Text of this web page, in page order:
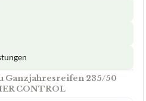
Ganzjahresreifen 235/50
CONTROL